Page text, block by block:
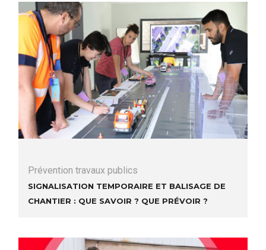
Prévention travaux publics
Signalisation temporaire et balisage de
chantier : que savoir ? Que prévoir ?